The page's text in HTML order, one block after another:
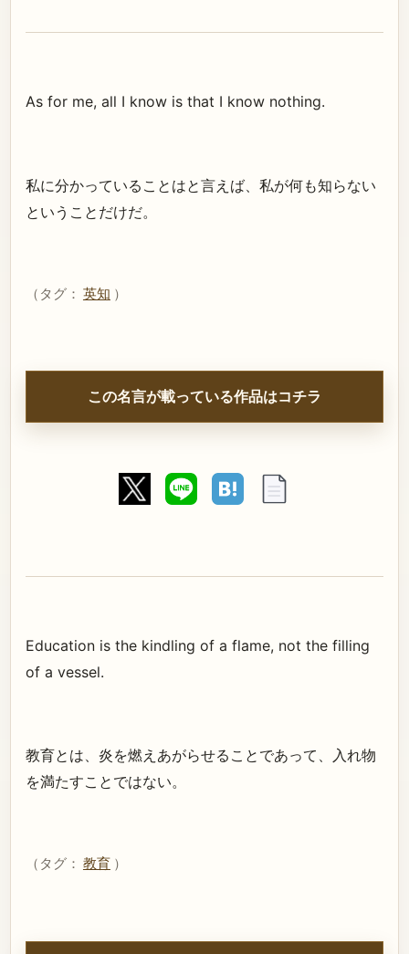
As for me, all I know is that I know nothing.
私に分かっていることはと言えば、私が何も知らない
ということだけだ。
（タグ： 英知 ）
この名言が載っている作品はコチラ
Education is the kindling of a flame, not the filling
of a vessel.
教育とは、炎を燃えあがらせることであって、入れ物
を満たすことではない。
（タグ： 教育 ）